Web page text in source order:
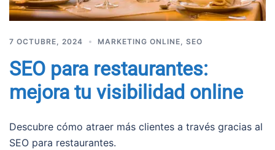
7 OCTUBRE, 2024 MARKETING ONLINE SEO
SEO para restaurantes:
mejora tu visibilidad online
Descubre cómo atraer más clientes a través gracias al
SEO para restaurantes.